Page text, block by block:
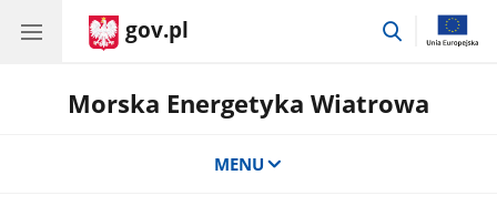
gov.pl
przejdź
Morska Energetyka Wiatrowa
MENU